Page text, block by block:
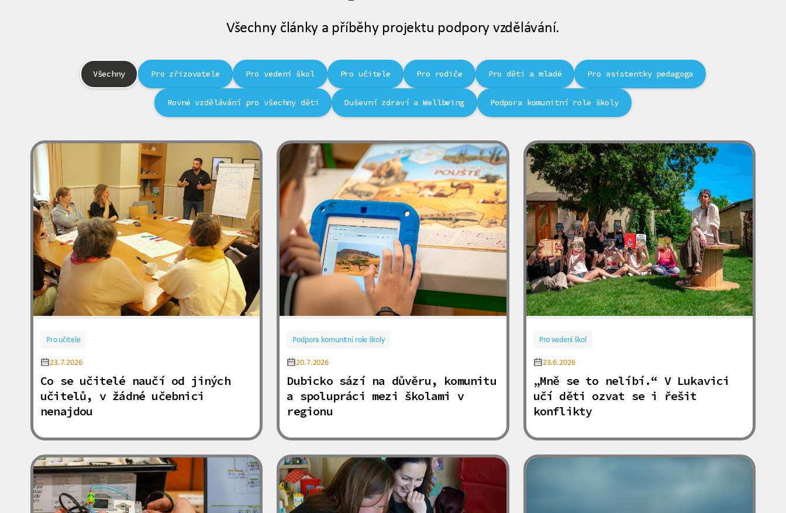
Všechny články a příběhy projektu podpory vzdělávání.
Všechny Pro zřizovatele Pro vedení škol Pro učitele Pro rodiče Pro děti a mladé Pro asistentky pedagoga
Rovné vzdělávání pro všechny děti Duševní zdraví a Wellbeing Podpora komunitní role školy
Pro učitele
23.7.2026
Co se učitelé naučí od jiných
učitelů, v žádné učebnici
nenajdou
Podpora komunitní role školy
20.7.2026
Dubicko sází na důvěru, komunitu
a spolupráci mezi školami v
regionu
Pro vedení škol
23.6.2026
„Mně se to nelíbí.“ V Lukavici
učí děti ozvat se i řešit
konflikty